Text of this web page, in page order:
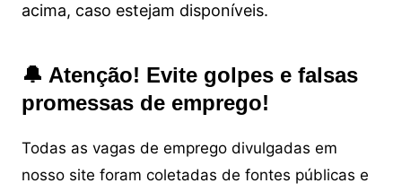
acima, caso estejam disponíveis.
🔔 Atenção! Evite golpes e falsas
promessas de emprego!
Todas as vagas de emprego divulgadas em
nosso site foram coletadas de fontes públicas e